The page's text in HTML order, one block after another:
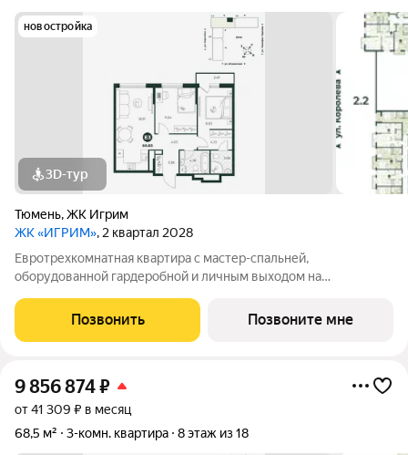
новостройка
3D-тур
Тюмень,ЖК Игрим
ЖК «ИГРИМ», 2 квартал 2028
Евротрехкомнатная квартира с мастер-спальней,
оборудованной гардеробной и личным выходом на
естественное освещение, позволяет комфортно разместить
всю семью и гостей. В квартире предусмотрено два
Позвонить Позвоните мне
9 856 874₽
от 41 309 ₽ в месяц
68,5 м²
3-комн. квартира 8 этаж из 18